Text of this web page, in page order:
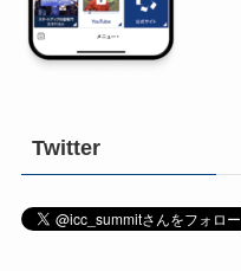
Twitter